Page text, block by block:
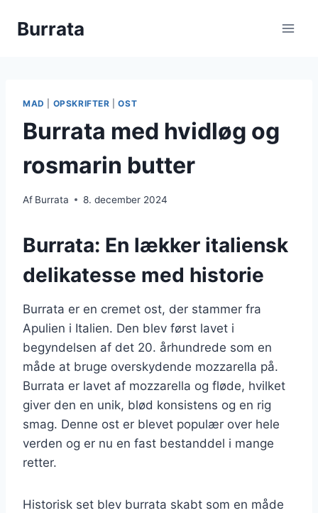
Burrata
MAD OPSKRIFTER |OST
Burrata med hvidløg og
rosmarin butter
Af Burrata 8. december 2024
Burrata: En lækker italiensk
delikatesse med historie
Burrata er en cremet ost, der stammer fra
Apulien i Italien. Den blev først lavet i
begyndelsen af det 20. århundrede som en
måde at bruge overskydende mozzarella på.
Burrata er lavet af mozzarella og fløde, hvilket
giver den en unik, blød konsistens og en rig
smag. Denne ost er blevet populær over hele
verden og er nu en fast bestanddel i mange
retter.
Historisk set blev burrata skabt som en måde